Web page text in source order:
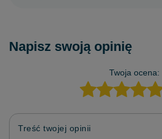
Napisz swoją opinię
Twoja ocena:
Treść twojej opinii